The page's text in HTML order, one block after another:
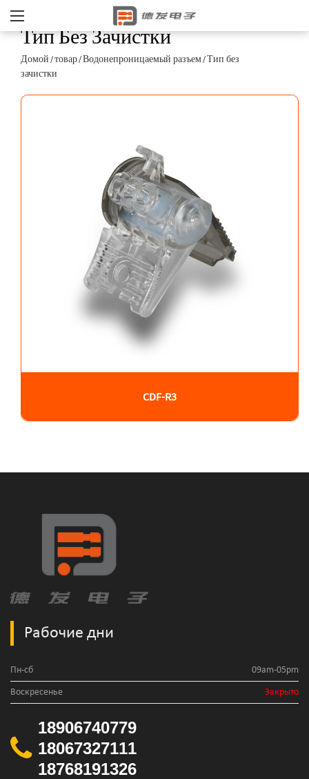
Тип Без Зачистки
Домой /товар/Водонепроницаемый разъем/Тип без
зачистки
CDF-R3
Рабочие дни
Пн-сб 09am-05pm
Воскресенье Закрыто
18906740779
18067327111
18768191326